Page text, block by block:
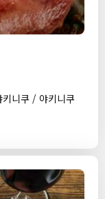
니쿠 / 야키니쿠